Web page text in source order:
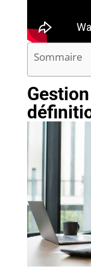
Sommaire